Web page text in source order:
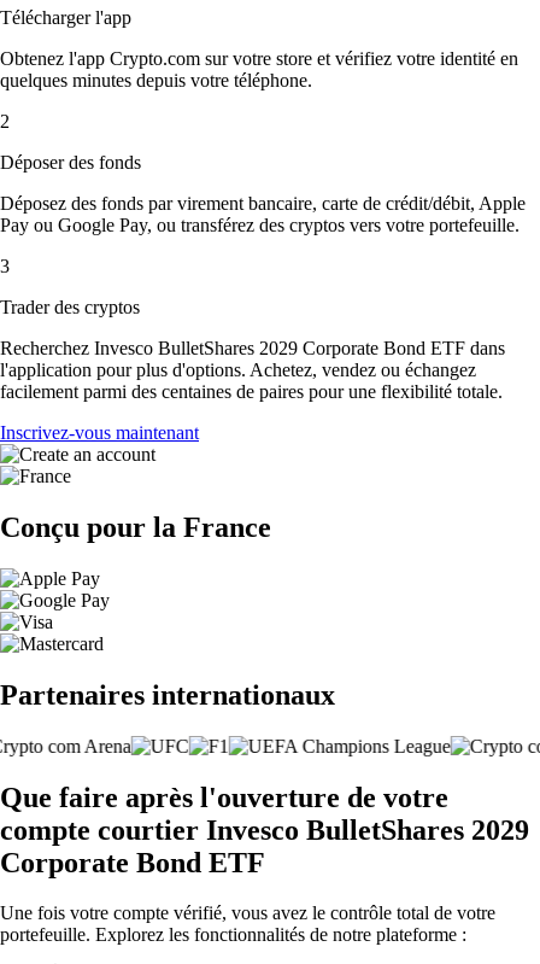
Télécharger l'app
Obtenez l'app Crypto.com sur votre store et vérifiez votre identité en
quelques minutes depuis votre téléphone.
2
Déposer des fonds
Déposez des fonds par virement bancaire, carte de crédit/débit, Apple
Pay ou Google Pay, ou transférez des cryptos vers votre portefeuille.
3
Trader des cryptos
Recherchez Invesco BulletShares 2029 Corporate Bond ETF dans
l'application pour plus d'options. Achetez, vendez ou échangez
facilement parmi des centaines de paires pour une flexibilité totale.
Inscrivez-vous maintenant
Conçu pour la France
Partenaires internationaux
Que faire après l'ouverture de votre
compte courtier Invesco BulletShares 2029
Corporate Bond ETF
Une fois votre compte vérifié, vous avez le contrôle total de votre
portefeuille. Explorez les fonctionnalités de notre plateforme :